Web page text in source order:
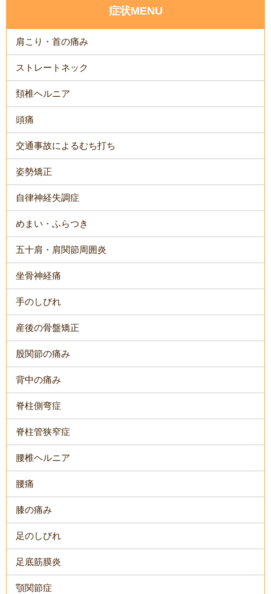
症状MENU
肩こり・首の痛み
ストレートネック
頚椎ヘルニア
頭痛
交通事故によるむち打ち
姿勢矯正
自律神経失調症
めまい・ふらつき
五十肩・肩関節周囲炎
坐骨神経痛
手のしびれ
産後の骨盤矯正
股関節の痛み
背中の痛み
脊柱側弯症
脊柱管狭窄症
腰椎ヘルニア
腰痛
膝の痛み
足のしびれ
足底筋膜炎
顎関節症